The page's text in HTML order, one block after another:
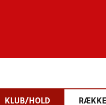
KLUB/HOLD RÆKKE